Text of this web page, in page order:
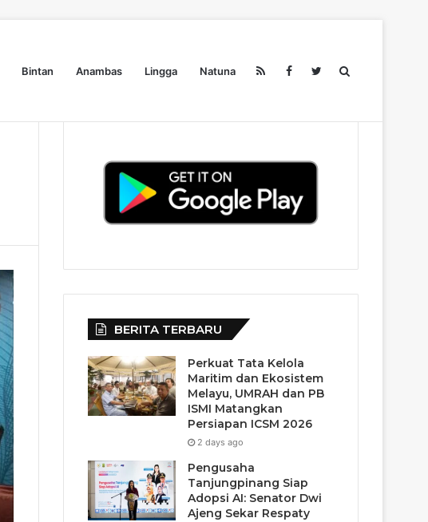
Bintan Anambas Lingga Natuna
Ekonomi
BERITA TERBARU
Perkuat Tata Kelola
Maritim dan Ekosistem
Melayu, UMRAH dan PB
ISMI Matangkan
Persiapan ICSM 2026
2 days ago
Pengusaha
Tanjungpinang Siap
Adopsi AI: Senator Dwi
Ajeng Sekar Respaty